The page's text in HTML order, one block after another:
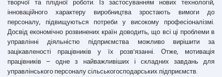
творчої та плідної роботи. Із застосуванням нових технологій,
інноваційного характеру виробництва зростають вимоги до
персоналу, підвищуються потреби у високому професіоналізмі.
Досвід економічно розвинених країн доводить, що всі ці проблеми в
управлінні діяльністю підприємства можливо вирішити за
зацікавленості працівників у їх розв’язанні. Отже, мотивація
працівників – одне з найважливіших і складних завдань для
управлінського персоналу сільськогосподарських підприємств.